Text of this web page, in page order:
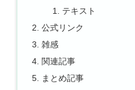
テキスト
公式リンク
雑感
関連記事
まとめ記事